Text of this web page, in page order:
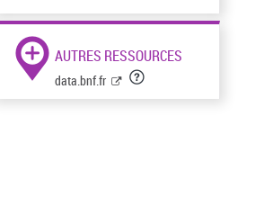
AUTRES RESSOURCES
data.bnf.fr